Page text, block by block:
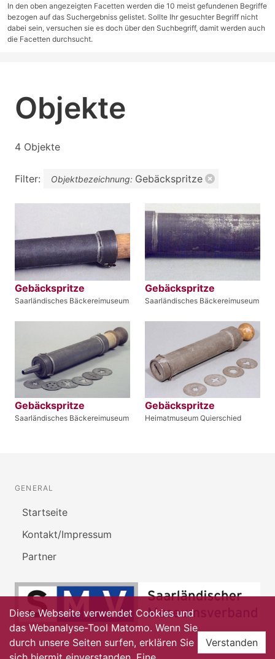
In den oben angezeigten Facetten werden die 10 meist gefundenen Begriffe
bezogen auf das Suchergebniss gelistet. Sollte Ihr gesuchter Begriff nicht
dabei sein, versuchen sie es doch über den Suchbegriff, damit werden auch
die Facetten durchsucht.
Objekte
4 Objekte
Filter: Objektbezeichnung: Gebäckspritze
Gebäckspritze
Saarländisches Bäckereimuseum
Gebäckspritze
Saarländisches Bäckereimuseum
Gebäckspritze
Saarländisches Bäckereimuseum
Gebäckspritze
Heimatmuseum Quierschied
GENERAL
Startseite
Kontakt/Impressum
Partner
Diese Webseite verwendet Cookies und
das Webanalyse-Tool Matomo. Wenn Sie
durch unsere Seiten surfen, erklären Sie
Verstanden